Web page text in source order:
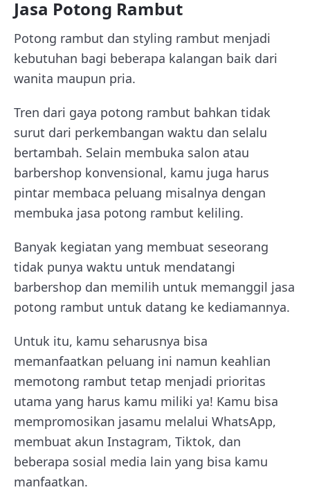
Jasa Potong Rambut
Potong rambut dan styling rambut menjadi
kebutuhan bagi beberapa kalangan baik dari
wanita maupun pria.
Tren dari gaya potong rambut bahkan tidak
surut dari perkembangan waktu dan selalu
bertambah. Selain membuka salon atau
barbershop konvensional, kamu juga harus
pintar membaca peluang misalnya dengan
membuka jasa potong rambut keliling.
Banyak kegiatan yang membuat seseorang
tidak punya waktu untuk mendatangi
barbershop dan memilih untuk memanggil jasa
potong rambut untuk datang ke kediamannya.
Untuk itu, kamu seharusnya bisa
memanfaatkan peluang ini namun keahlian
memotong rambut tetap menjadi prioritas
utama yang harus kamu miliki ya! Kamu bisa
mempromosikan jasamu melalui WhatsApp,
membuat akun Instagram, Tiktok, dan
beberapa sosial media lain yang bisa kamu
manfaatkan.